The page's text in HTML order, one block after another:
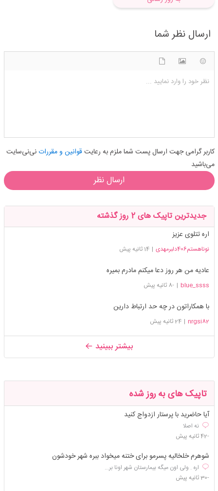
ارسال نظر شما
نظر خود را وارد نمایید ...
کاربر گرامی جهت ارسال پست شما ملزم به رعایت قوانین و مقرراتنی‌نی‌سایت
می‌باشید
ارسال نظر
جدیدترین تاپیک های 2 روز گذشته
اره تتلوی عزیز
نوناهستم406دلبرمهدی | 14 ثانیه پیش
عادیه من هر روز دعا میکنم مادرم بمیره
blue_ssss
| -8 ثانیه پیش
با همکاراتون در چه حد ارتباط دارین
nrgsi82
| 24 ثانیه پیش
بیشتر ببینید
تاپیک های به روز شده
آیا حاضرید با پرستار ازدواج کنید
نه اصلا
-42 ثانیه پیش
شوهرم خلخالیه پسرمو برای ختنه میخواد ببره شهر خودشون
اره . ولی اون میگه بیمارستان شهر اونا بر...
-30 ثانیه پیش